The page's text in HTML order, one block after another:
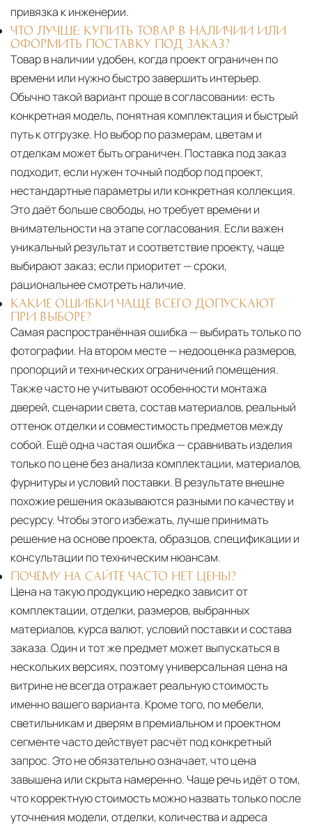
привязка к инженерии.
ЧТО ЛУЧШЕ: КУПИТЬ ТОВАР В НАЛИЧИИ ИЛИ
ОФОРМИТЬ ПОСТАВКУ ПОД ЗАКАЗ?
Товар в наличии удобен, когда проект ограничен по
времени или нужно быстро завершить интерьер.
Обычно такой вариант проще в согласовании: есть
конкретная модель, понятная комплектация и быстрый
путь к отгрузке. Но выбор по размерам, цветам и
отделкам может быть ограничен. Поставка под заказ
подходит, если нужен точный подбор под проект,
нестандартные параметры или конкретная коллекция.
Это даёт больше свободы, но требует времени и
внимательности на этапе согласования. Если важен
уникальный результат и соответствие проекту, чаще
выбирают заказ; если приоритет — сроки,
рациональнее смотреть наличие.
КАКИЕ ОШИБКИ ЧАЩЕ ВСЕГО ДОПУСКАЮТ
ПРИ ВЫБОРЕ?
Самая распространённая ошибка — выбирать только по
фотографии. На втором месте — недооценка размеров,
пропорций и технических ограничений помещения.
Также часто не учитывают особенности монтажа
дверей, сценарии света, состав материалов, реальный
оттенок отделки и совместимость предметов между
собой. Ещё одна частая ошибка — сравнивать изделия
только по цене без анализа комплектации, материалов,
фурнитуры и условий поставки. В результате внешне
похожие решения оказываются разными по качеству и
ресурсу. Чтобы этого избежать, лучше принимать
решение на основе проекта, образцов, спецификации и
консультации по техническим нюансам.
ПОЧЕМУ НА САЙТЕ ЧАСТО НЕТ ЦЕНЫ?
Цена на такую продукцию нередко зависит от
комплектации, отделки, размеров, выбранных
материалов, курса валют, условий поставки и состава
заказа. Один и тот же предмет может выпускаться в
нескольких версиях, поэтому универсальная цена на
витрине не всегда отражает реальную стоимость
именно вашего варианта. Кроме того, по мебели,
светильникам и дверям в премиальном и проектном
сегменте часто действует расчёт под конкретный
запрос. Это не обязательно означает, что цена
завышена или скрыта намеренно. Чаще речь идёт о том,
что корректную стоимость можно назвать только после
уточнения модели, отделки, количества и адреса